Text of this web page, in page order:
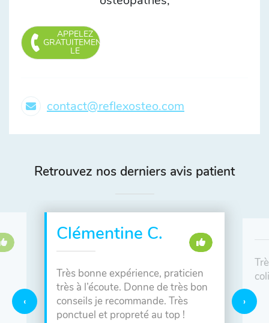
APPELEZ
GRATUITEMENT
LE
contact@reflexosteo.com
Retrouvez nos derniers avis patient
Clémentine C.
Très bonne expérience, praticien
très à l’écoute. Donne de très bon
conseils je recommande. Très
ponctuel et propreté au top !